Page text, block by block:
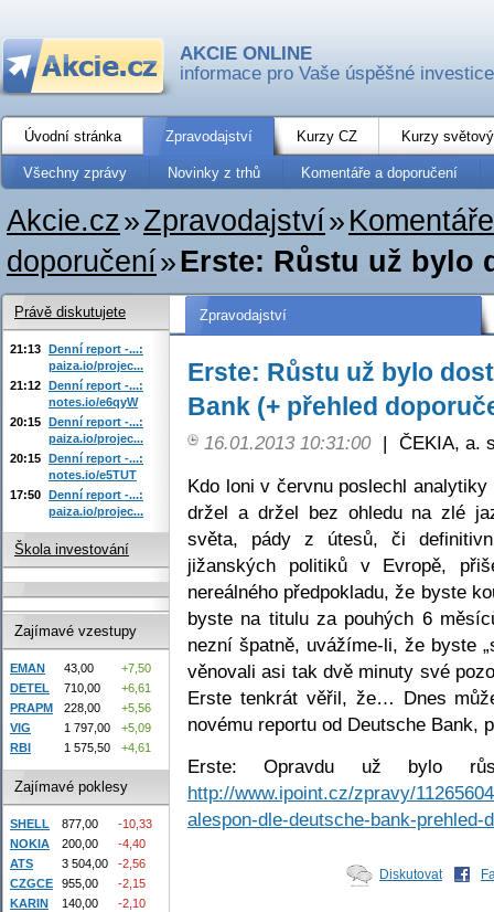
AKCIE ONLINE
informace pro Vaše úspěšné investice
Úvodní stránka Zpravodajství Kurzy CZ Kurzy
Všechny zprávy Novinky z trhů Komentáře a doporučení
Akcie.cz»Zpravodajství»
doporučení»Erste: Růstu už bylo
Zpravodajství
Erste: Růstu už bylo
Bank (+ přehled
16.01.2013 10:31:00 | ČEKIA, a.
Kdo loni v červnu poslechl
držel a držel bez ohledu na zlé
světa, pády z útesů, či
jižanských politiků v Evropě,
nereálného předpokladu, že byste
byste na titulu za pouhých 6
nezní špatně, uvážíme-li, že byste
věnovali asi tak dvě minuty své
Erste tenkrát věřil, že… Dnes
novému reportu od Deutsche Bank,
Erste: Opravdu už bylo
http://www.ipoint.cz/zpravy/
alespon-dle-deutsche-bank-prehled-
Diskutovat
Právě diskutujete
21:13 Denní report -...:
paiza.io/projec...
21:12 Denní report -...:
notes.io/e6qyW
20:15 Denní report -...:
paiza.io/projec...
20:15 Denní report -...:
notes.io/e5TUT
17:50 Denní report -...:
paiza.io/projec...
Škola investování
Zajímavé vzestupy
EMAN 43,00
+7,50
DETEL
710,00
+6,61
PRAPM
228,00
+5,56
VIG
1 797,00
+5,09
RBI
1 575,50 +4,61
Zajímavé poklesy
SHELL 877,00
-10,33
NOKIA
200,00
-4,40
ATS
3 504,00
-2,56
CZGCE
955,00
-2,15
KARIN
140,00 -2,10